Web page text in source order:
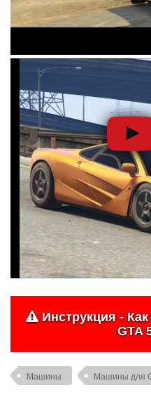
Инструкция -
GTA
Машины Машины для